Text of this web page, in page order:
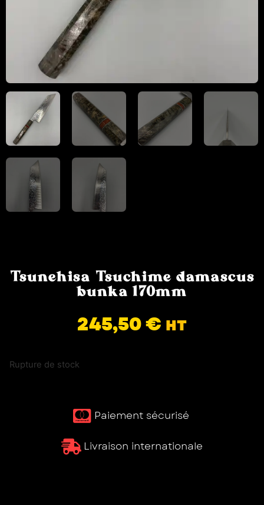
Tsunehisa Tsuchime damascus
bunka 170mm
245,50€ HT
Rupture de stock
Paiement sécurisé ​
Livraison internationale